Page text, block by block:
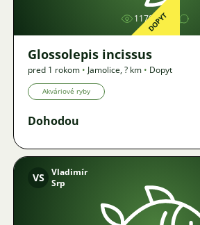
1179DOPYT
Glossolepis incissus
pred 1 rokom • Jamolice,? km • Dopyt
Akváriové ryby
Dohodou
VS
Vladimír
Srp